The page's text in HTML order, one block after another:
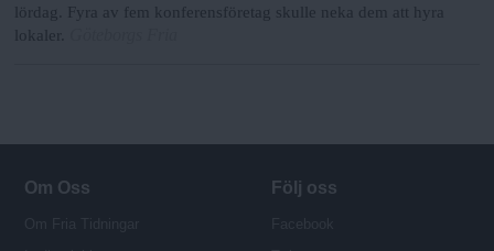
lördag. Fyra av fem konferensföretag skulle neka dem att hyra
lokaler.
Om Oss Följ oss